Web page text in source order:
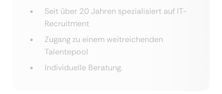
Seit über 20 Jahren spezialisiert auf IT-
Recruitment
Zugang zu einem weitreichenden
Talentepool
Individuelle Beratung.